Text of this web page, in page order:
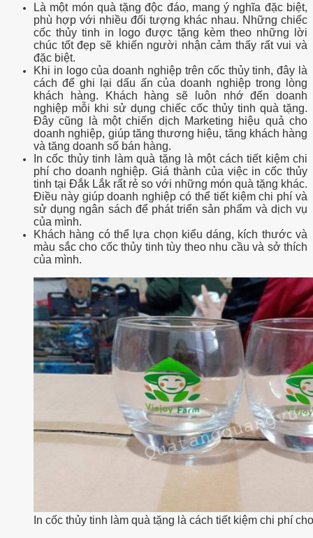
Là một món quà tặng độc đáo, mang ý nghĩa đặc biệt,
phù hợp với nhiều đối tượng khác nhau. Những chiếc
cốc thủy tinh in logo được tặng kèm theo những lời
chúc tốt đẹp sẽ khiến người nhận cảm thấy rất vui và
đặc biệt.
Khi in logo của doanh nghiệp trên cốc thủy tinh, đây là
cách để ghi lại dấu ấn của doanh nghiệp trong lòng
khách hàng. Khách hàng sẽ luôn nhớ đến doanh
nghiệp mỗi khi sử dụng chiếc cốc thủy tinh quà tặng.
Đây cũng là một chiến dịch Marketing hiệu quả cho
doanh nghiệp, giúp tăng thương hiệu, tăng khách hàng
và tăng doanh số bán hàng.
In cốc thủy tinh làm quà tặng là một cách tiết kiệm chi
phí cho doanh nghiệp. Giá thành của việc in cốc thủy
tinh tại Đắk Lắk rất rẻ so với những món quà tặng khác.
Điều này giúp doanh nghiệp có thể tiết kiệm chi phí và
sử dụng ngân sách để phát triển sản phẩm và dịch vụ
của mình.
Khách hàng có thể lựa chọn kiểu dáng, kích thước và
màu sắc cho cốc thủy tinh tùy theo nhu cầu và sở thích
của mình.
In cốc thủy tinh làm quà tặng là cách tiết kiệm chi phí